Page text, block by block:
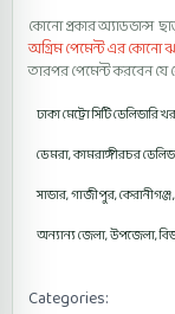
কোনো প্রকার অ্যাডভান্স
অগ্রিম পেমেন্ট এর কোনো
তারপর পেমেন্ট করবেন
ঢাকা মেট্রো সিটি ডেলিভারি
ডেমরা, কামরাঙ্গীরচর
সাভার, গাজীপুর,
অন্যান্য জেলা, উপজেলা,
Categories: